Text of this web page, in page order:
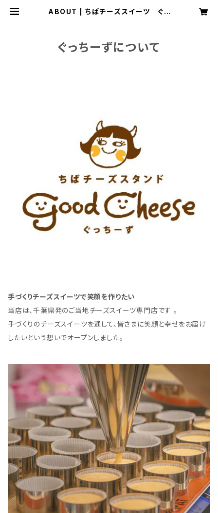
ABOUT | ちばチーズスイーツ ぐっ
ぐっちーずについて
手づくりチーズスイーツで笑顔を作りたい
当店は、千葉県発のご当地チーズスイーツ専門店です 。
手づくりのチーズスイーツを通して、皆さまに笑顔と幸せをお届け
したいという想いでオープンしました。